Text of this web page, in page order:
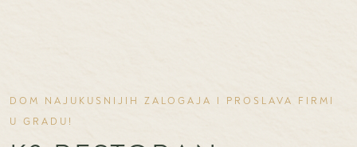
DOM NAJUKUSNIJIH ZALOGAJA I PROSLAVA FIRMI
U GRADU!